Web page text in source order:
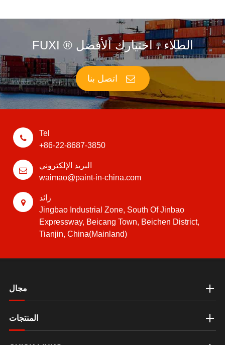
FUXI ® الطلاء ، اختيارك الأفضل
Tel
+86-22-8687-3850
البريد الإلكتروني
waimao@paint-in-china.com
زائد
Jingbao Industrial Zone, South Of Jinbao
Expressway, Beicang Town, Beichen District,
Tianjin, China(Mainland)
مجال
المنتجات